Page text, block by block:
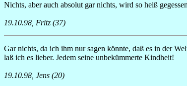
Nichts, aber auch absolut gar nichts, wird so heiß
19.10.98, Fritz (37)
Gar nichts, da ich ihm nur sagen könnte, daß es in der
laß ich es lieber. Jedem seine unbekümmerte Kindheit!
19.10.98, Jens (20)